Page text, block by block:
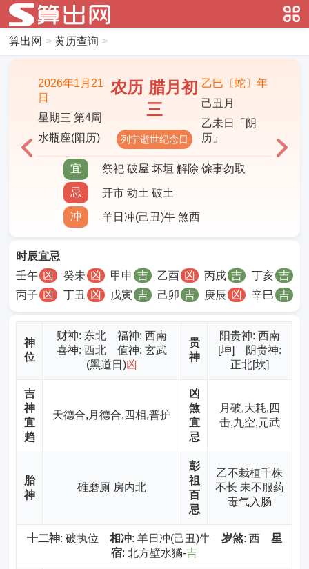
算出网 > 黄历查询 >
2026年1月21
日
星期三 第4周
水瓶座(阳历)
农历 腊月初
三
列宁逝世纪念日
乙巳〔蛇〕年
己丑月
乙未日「阴
历」
宜 祭祀 破屋 坏垣 解除 馀事勿取
忌 开市 动土 破土
冲 羊日冲(己丑)牛 煞西
时辰宜忌
丙子 凶 丁丑 凶 戊寅 吉 己卯 吉 庚辰 凶 辛巳 吉
壬午 凶 癸未 凶 甲申 吉 乙酉 凶 丙戌 吉 丁亥 吉
神
位
财神: 东北 福神: 西南
喜神: 西北 值神: 玄武
(黑道日)凶
贵
神
阳贵神: 西南
[坤] 阴贵神:
正北[坎]
吉
神
宜
趋
天德合,月德合,四相,普护
凶
煞
宜
忌
月破,大耗,四
击,九空,元武
胎
神
碓磨厕 房内北
彭
祖
百
忌
乙不栽植千株
不长 未不服药
毒气入肠
十二神: 破执位 相冲: 羊日冲(己丑)牛 岁煞: 西 星
宿: 北方壁水獝-吉